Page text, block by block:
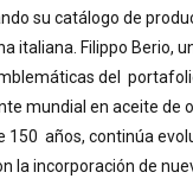
su catálogo de
italiana. Filippo Berio,
del
mundial en aceite de
150 años, continúa
la incorporación de